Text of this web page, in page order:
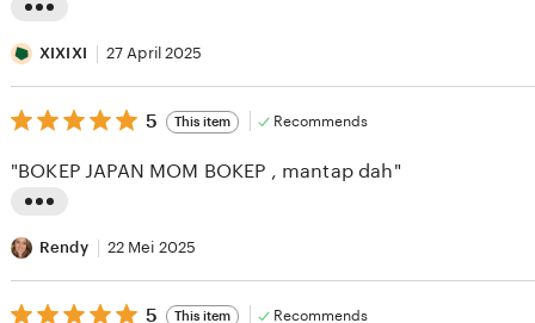
e
v
i
w
y
A
S
i
s
t
n
r
e
v
XIXIXI 27 April 2025
5
out
5
stars
5 This item Recommends
i
s
t
"BOKEP JAPAN MOM BOKEP , mantap dah"
Rendy 22 Mei 2025
5
5 This item Recommends